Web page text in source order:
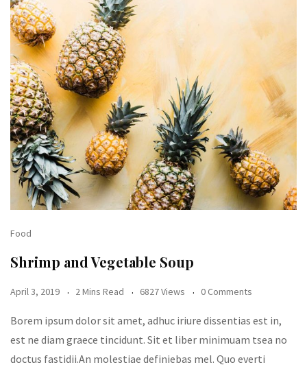
Food
Shrimp and Vegetable Soup
April 3, 2019 2 Mins Read 6827 Views 0 Comments
Borem ipsum dolor sit amet, adhuc iriure dissentias est in,
est ne diam graece tincidunt. Sit et liber minimuam tsea no
doctus fastidii.An molestiae definiebas mel. Quo everti